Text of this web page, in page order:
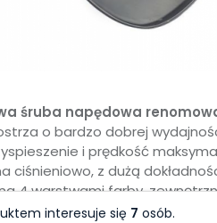
śruba napędowa
o bardzo dobrej
i prędkość
ciśnieniowo, z dużą
4 warstwami farby,
łopat
interesuje się 7 osób.